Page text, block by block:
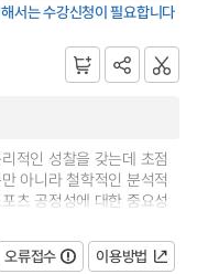
서는 수강신청이 필요합니다
적인 성찰을 갖는데 초점
아니라 철학적인 분석적
츠 공정성에 대한 중요성
오류접수 이용방법